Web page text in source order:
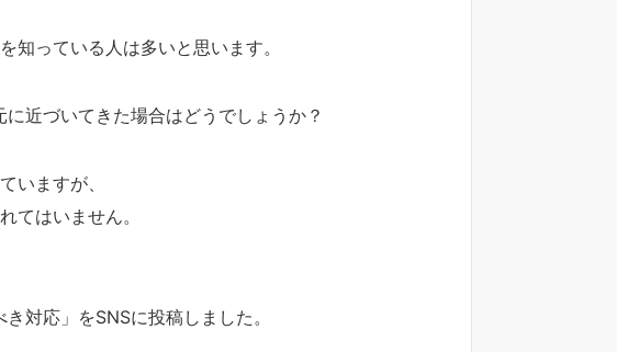
知っている人は多いと思います。
近づいてきた場合はどうでしょうか？
いますが、
てはいません。
対応」をSNSに投稿しました。